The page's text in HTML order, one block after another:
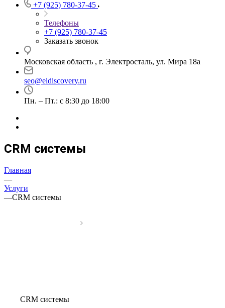
+7 (925) 780-37-45
Телефоны
+7 (925) 780-37-45
Заказать звонок
Московская область , г. Электросталь, ул. Мира 18а
seo@eldiscovery.ru
Пн. – Пт.: с 8:30 до 18:00
CRM системы
Главная
—
Услуги
—CRM системы
CRM системы